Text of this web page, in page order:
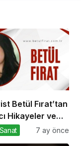
Betül Fırat’tan
Hikayeler ve
7 ay önce